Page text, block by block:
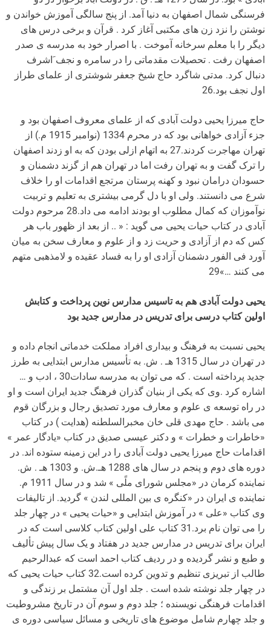
فرسنگی شمال اصفهان به دنیا آمد. از پنج سالگی آموزش خواندن و
نوشتن را نزد زن های مکتبی آغاز کرد . قرآن و برخی درس های
دیگر را با معلم سرخانه آموخت . با اصرار خود به مدرسه ی صدر
اصفهان رفت . تحصیلات مقدماتی را در سامره و نجف َاشرف
دنبال کرد. مدتی شاگرد حاج شیخ جعفر شوشتری از علمای طراز
اول نجف بود.26
حاج میرزا یحیی دولت آبادی که از علمای معروف اصفهان بود و
جزء آزادی خواهانی بود که در محرم 1334 (نوامبر 1915 م.) از
تهران مهاجرت کردند.27 به اتهام ازلی بودن که به او زدند اصفهان
را ترک گفت و به تهران رفت اما در تهران هم از گزند دشمنان و
حسودان درامان نبود و کهنه پرستان مرتجع اقدامات او را خلاف
شرع می دانستند. ولی او با دل گرمی بیشتری به تعلیم و تربیت
نوآموزان که کمال مطلوب او بودند ادامه می داد.28 مرحوم دولت
آبادی در کتاب حیات یحیی می گوید : « .. از بعد از ظهور باب هر
کس که دم از آزادی و حریت زد و از علوم و معارف سخن به میان
آورد فی الفور دشمنان آزادی او را به فساد عقیده و لامذهبی متهم
می کنند …»29
یحیی دولت آبادی هم به تاسیس مدارس نوین پرداخت و کتابش
اولین کتاب درسی برای تدریس در مدارس جدید بود
یحیی نسبت به فرهنگ و بیداری افراد مملکت خدماتی انجام داده و
در تهران در سال 1315 هـ . ش. به تأسیس مدارس ابتدایی به طرز
جدید پرداخته است . که می توان به مدرسه سادات30 ، ادب و …
اشاره کرد .وی که یکی از بنیان گذران فرهنگ جدید ایران است و او
در راه توسعه ی علوم و معارف مورد تصدیق رجال و بزرگان قوم
می باشد . حاج مهدی قلی خان مخبرالسلطنه (هدایت ) در کتاب
«خاطرات و خطرات » و دکتر عیسی صدیق در کتاب «یادگار عمر »
اقدامات حاج میرزا یحیی دولت آبادی را در این زمینه ستوده اند. در
دوره های دوم و پنجم در سال های 1288 هـ.ش. و 1303 هـ . ش.
نماینده کرمان در «مجلس شورای ملًی » شد و در سال 1911 م.
نماینده ی ایران در «کنگره ی بین المللی لندن » گردید. از تالیفات
وی کتاب «علی » در آموزش ابتدایی و «حیات یحیی » در چهار جلد
را می توان نام برد.31 کتاب علی اولین کتاب کلاسی است که در
ایران برای تدریس در مدارس جدید در هفتاد و یک سال پیش تألیف
و طبع و نشر گردیده و در ردیف کتاب احمد است که عبدالرحیم
طالب از تبریزی تنظیم و تدوین کرده است.32 کتاب حیات یحیی که
در چهار جلد نوشته شده است . جلد اول آن مشتمل بر زندگی و
اقدامات فرهنگی نویسنده ؛ جلد دوم و سوم آن در تاریخ مشروطیت
و جلد چهارم شامل موضوع های تاریخی و مسائل سیاسی دوره ی